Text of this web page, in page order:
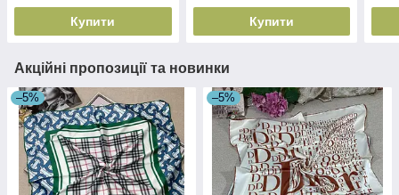
Купити Купити
Акційні пропозиції та новинки
–5% –5%